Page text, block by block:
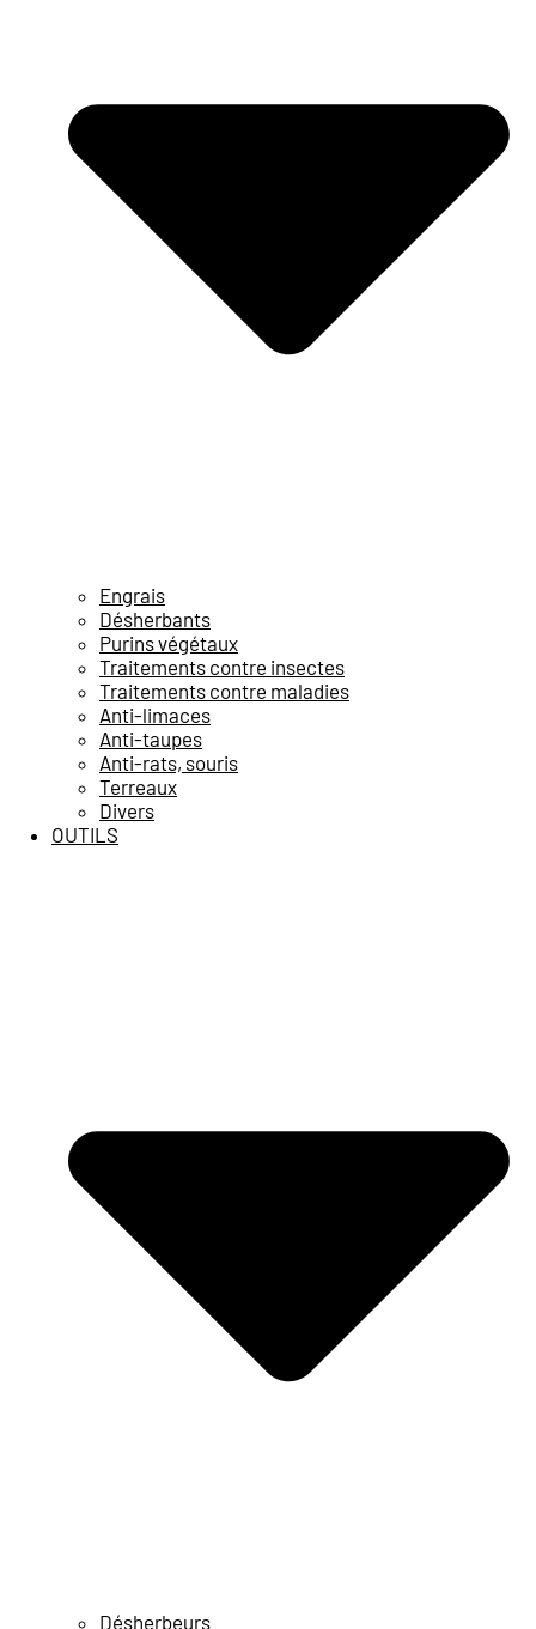
Engrais
Désherbants
Purins végétaux
Traitements contre insectes
Traitements contre maladies
Anti-limaces
Anti-taupes
Anti-rats, souris
Terreaux
Divers
OUTILS
Désherbeurs